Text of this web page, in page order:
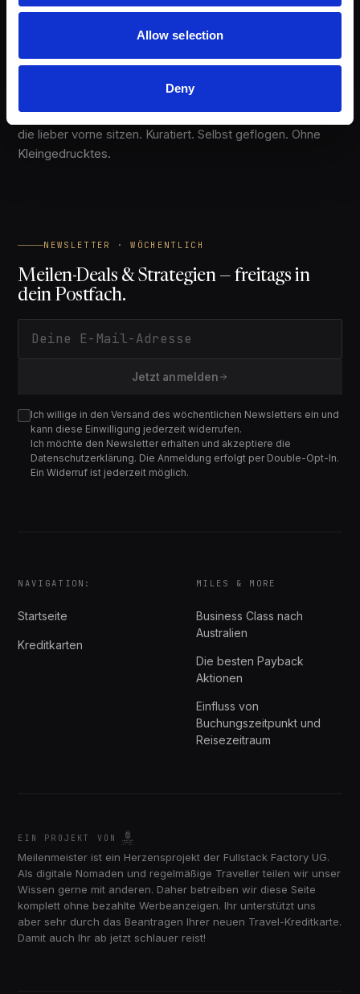
Allow selection
Deny
Unabhängige Meilen- & Punkte-Strategien für Reisende,
die lieber vorne sitzen. Kuratiert. Selbst geflogen. Ohne
Kleingedrucktes.
NEWSLETTER · WÖCHENTLICH
Meilen-Deals & Strategien — freitags in
dein Postfach.
Jetzt anmelden
Ich willige in den Versand des wöchentlichen Newsletters ein und
kann diese Einwilligung jederzeit widerrufen.
Ich möchte den Newsletter erhalten und akzeptiere die
Datenschutzerklärung. Die Anmeldung erfolgt per Double-Opt-In.
Ein Widerruf ist jederzeit möglich.
NAVIGATION:
Startseite
Kreditkarten
MILES & MORE
Business Class nach
Australien
Die besten Payback
Aktionen
Einfluss von
Buchungszeitpunkt und
Reisezeitraum
EIN PROJEKT VON
Meilenmeister ist ein Herzensprojekt der Fullstack Factory UG.
Als digitale Nomaden und regelmäßige Traveller teilen wir unser
Wissen gerne mit anderen. Daher betreiben wir diese Seite
komplett ohne bezahlte Werbeanzeigen. Ihr unterstützt uns
aber sehr durch das Beantragen Ihrer neuen Travel-Kreditkarte.
Damit auch Ihr ab jetzt schlauer reist!